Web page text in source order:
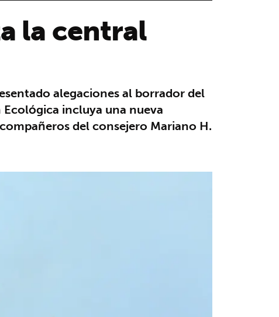
la central
alegaciones al borrador del
incluya una nueva
del consejero Mariano H.